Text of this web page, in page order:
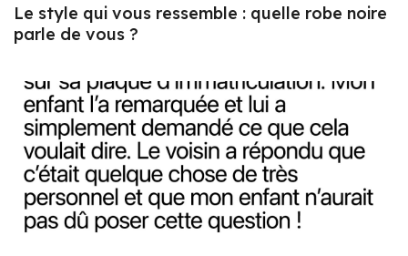
Le style qui vous ressemble : quelle robe noire
parle de vous ?